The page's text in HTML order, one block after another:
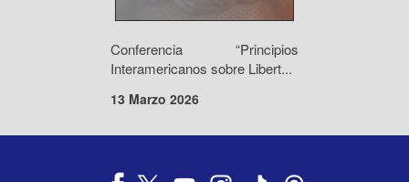
Conferencia “Principios
Interamericanos sobre Libert...
13 Marzo 2026